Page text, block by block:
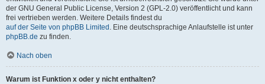
der GNU General Public License, Version 2 (GPL-2.0) veröffentlicht und kann
frei vertrieben werden. Weitere Details findest du
auf der Seite von phpBB Limited . Eine deutschsprachige Anlaufstelle ist unter
phpBB.de zu finden.
Nach oben
Warum ist Funktion x oder y nicht enthalten?